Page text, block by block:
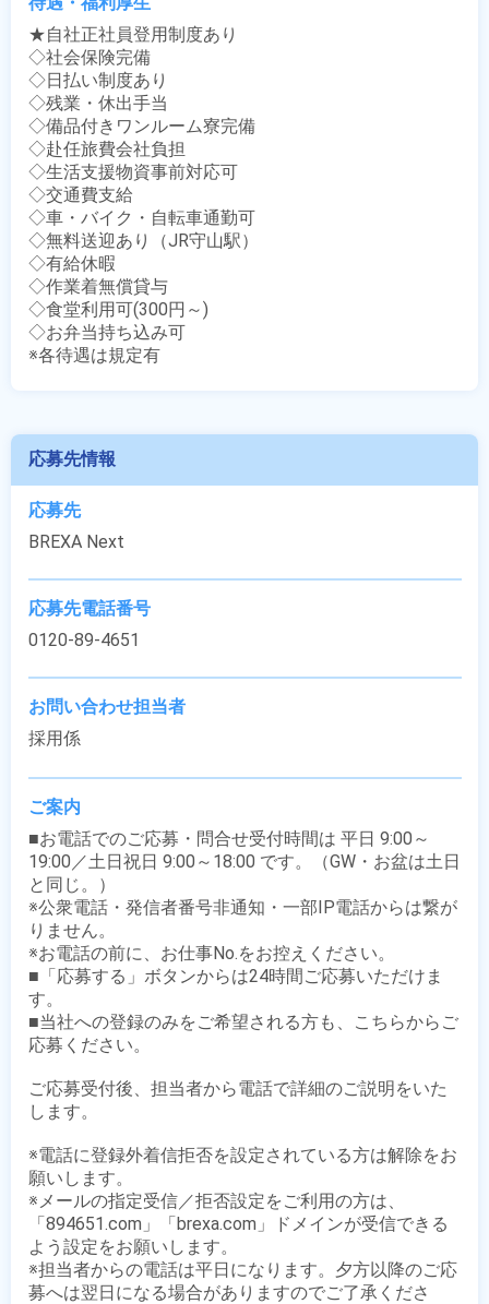
★自社正社員登用制度あり
◇社会保険完備
◇日払い制度あり
◇残業・休出手当
◇備品付きワンルーム寮完備
◇赴任旅費会社負担
◇生活支援物資事前対応可
◇交通費支給
◇車・バイク・自転車通勤可
◇無料送迎あり（JR守山駅）
◇有給休暇
◇作業着無償貸与
◇食堂利用可(300円～)
◇お弁当持ち込み可
※各待遇は規定有
応募先情報
応募先
BREXA Next
応募先電話番号
0120-89-4651
お問い合わせ担当者
採用係
ご案内
■お電話でのご応募・問合せ受付時間は 平日 9:00～
19:00／土日祝日 9:00～18:00 です。（GW・お盆は土日
と同じ。）
※公衆電話・発信者番号非通知・一部IP電話からは繋が
りません。
※お電話の前に、お仕事No.をお控えください。
■「応募する」ボタンからは24時間ご応募いただけま
す。
■当社への登録のみをご希望される方も、こちらからご
応募ください。
ご応募受付後、担当者から電話で詳細のご説明をいた
します。
※電話に登録外着信拒否を設定されている方は解除をお
願いします。
※メールの指定受信／拒否設定をご利用の方は、
「894651.com」「brexa.com」ドメインが受信できる
よう設定をお願いします。
※担当者からの電話は平日になります。夕方以降のご応
募へは翌日になる場合がありますのでご了承くださ